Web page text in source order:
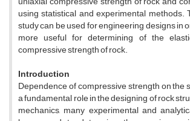
using statistical and experimental methods.
study can be used for engineering designs in
more useful for determining of the
compressive strength of rock.
Introduction
Dependence of compressive strength on the
a fundamental role in the designing of rock
mechanics, many experimental and